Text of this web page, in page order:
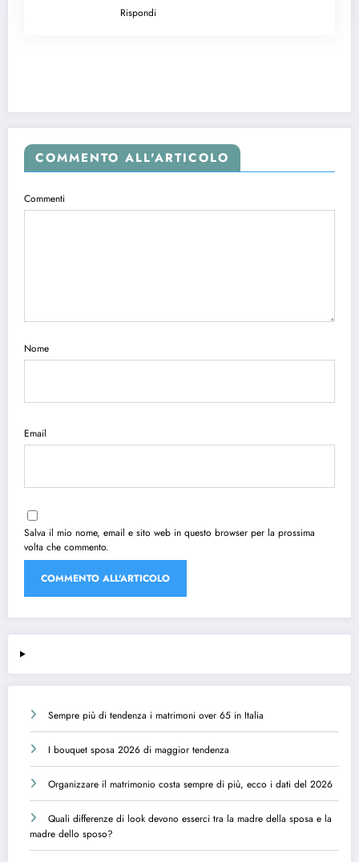
Rispondi
COMMENTO ALL'ARTICOLO
Commenti
Nome
Email
Salva il mio nome, email e sito web in questo browser per la prossima
volta che commento.
Sempre più di tendenza i matrimoni over 65 in Italia
I bouquet sposa 2026 di maggior tendenza
Organizzare il matrimonio costa sempre di più, ecco i dati del 2026
Quali differenze di look devono esserci tra la madre della sposa e la
madre dello sposo?